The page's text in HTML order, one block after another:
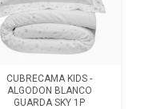
CUBRECAMA KIDS -
ALGODON BLANCO
GUARDA SKY 1P